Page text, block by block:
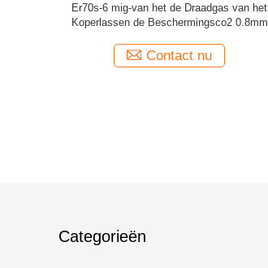
Het koper bedekte 1.2mm het Lassendraad
met een laag van Mig van Dikteco2
Contact nu
Categorieën